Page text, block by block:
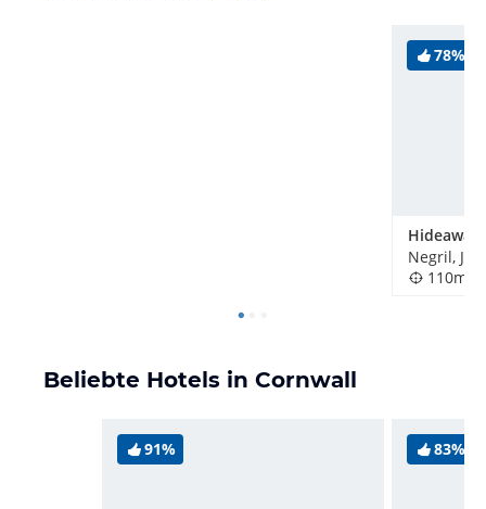
78%
Negril,
110m
Beliebte Hotels in Cornwall
91% 83%